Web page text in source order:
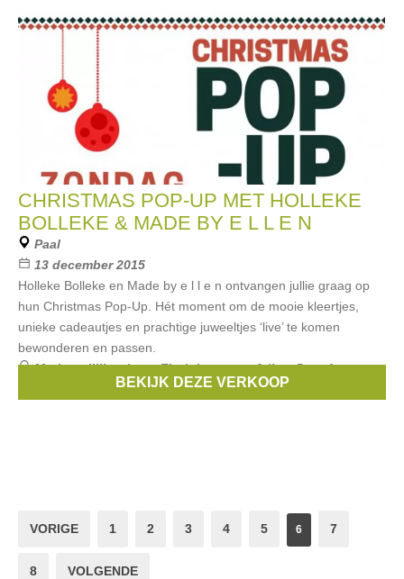
CHRISTMAS POP-UP MET HOLLEKE
BOLLEKE & MADE BY E L L E N
Paal
13 december 2015
Holleke Bolleke en Made by e l l e n ontvangen jullie graag op
hun Christmas Pop-Up. Hét moment om de mooie kleertjes,
unieke cadeautjes en prachtige juweeltjes ‘live’ te komen
bewonderen en passen.
Merken:lilliputiens,Ebulobo,sture & lisa,Danefae,
BEKIJK DEZE VERKOOP
VORIGE 1 2 3 4 5 6 7
8 VOLGENDE